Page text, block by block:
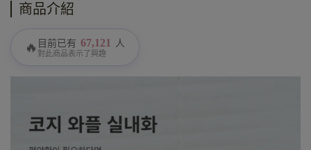
商品介紹
🔥目前已有 67,121 人
對此商品表示了興趣